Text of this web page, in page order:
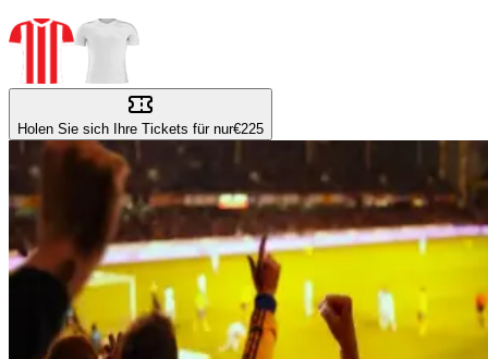
Holen Sie sich Ihre Tickets für nur€225